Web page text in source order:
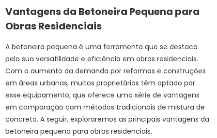
Vantagens da Betoneira Pequena para
Obras Residenciais
A betoneira pequena é uma ferramenta que se destaca
pela sua versatilidade e eficiência em obras residenciais.
Com o aumento da demanda por reformas e construções
em áreas urbanas, muitos proprietários têm optado por
esse equipamento, que oferece uma série de vantagens
em comparação com métodos tradicionais de mistura de
concreto. A seguir, exploraremos as principais vantagens da
betoneira pequena para obras residenciais.